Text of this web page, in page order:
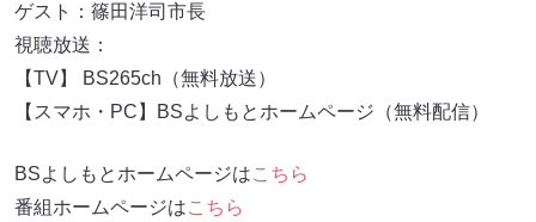
ゲスト：篠田洋司市長
視聴放送：
【TV】 BS265ch（無料放送）
【スマホ・PC】BSよしもとホームページ（無料配信）
BSよしもとホームページはこちら
番組ホームページはこちら